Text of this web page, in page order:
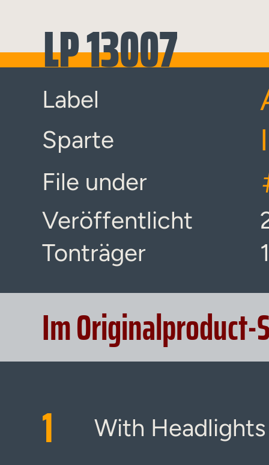
LP 13007
Label
Sparte
File under
Veröffentlicht
Tonträger
Im
1 With